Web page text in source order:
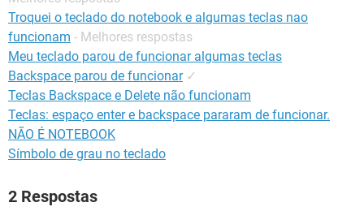
Troquei o teclado do notebook e algumas teclas nao
funcionam - Melhores respostas
Meu teclado parou de funcionar algumas teclas
Backspace parou de funcionar ✓
Teclas Backspace e Delete não funcionam
Teclas: espaço enter e backspace pararam de funcionar.
NÃO É NOTEBOOK
Símbolo de grau no teclado
2 Respostas